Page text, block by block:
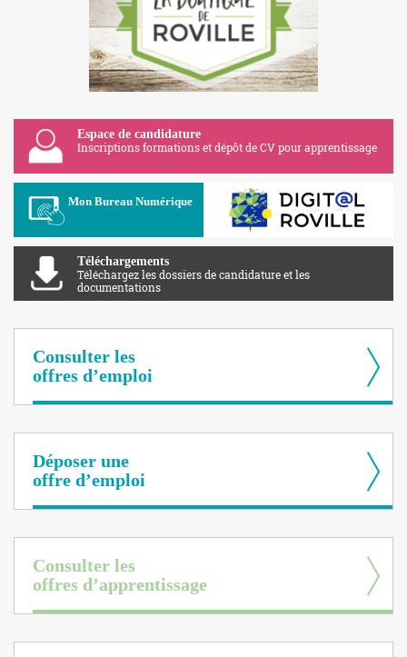
Espace de candidature
Inscriptions formations et dépôt de CV pour apprentissage
Mon Bureau Numérique Apolearn
Téléchargements
Téléchargez les dossiers de candidature et les
documentations
Consulter les
offres d’emploi
Déposer une
offre d’emploi
Consulter les
offres d’apprentissage